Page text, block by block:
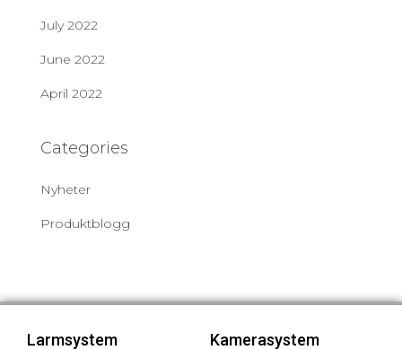
July 2022
June 2022
April 2022
Categories
Nyheter
Produktblogg
Larmsystem Kamerasystem